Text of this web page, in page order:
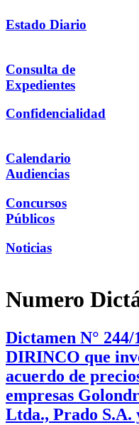
Estado Diario
Consulta de
Expedientes
Confidencialidad
Calendario
Audiencias
Concursos
Públicos
Noticias
Numero
Dictamen N°
DIRINCO que
acuerdo de
empresas
Ltda., Prado S.A.